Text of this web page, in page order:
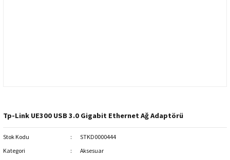
Tp-Link UE300 USB 3.0 Gigabit Ethernet Ağ Adaptörü
Stok Kodu
STKD0000444
Kategori
Aksesuar